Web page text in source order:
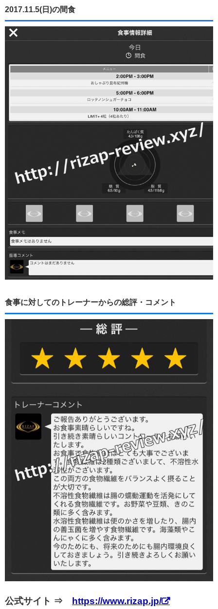
2017.11.5(日)の間食
食事に対してのトレーナーからの総評・コメント
公式サイト ⇒ https://www.rizap.jp/